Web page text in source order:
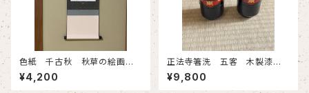
色紙 千古秋 秋草の絵画
賛 福本積應筆 タトウ入 新
物
¥4,200
正法寺箸洗 五客 木製漆
塗 紙箱 古物
¥9,800